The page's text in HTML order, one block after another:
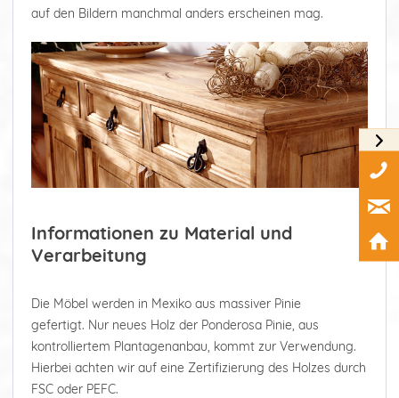
auf den Bildern manchmal anders erscheinen mag.
Informationen zu Material und
Verarbeitung
Die Möbel werden in Mexiko aus massiver Pinie
gefertigt. Nur neues Holz der Ponderosa Pinie, aus
kontrolliertem Plantagenanbau, kommt zur Verwendung.
Hierbei achten wir auf eine Zertifizierung des Holzes durch
FSC oder PEFC.